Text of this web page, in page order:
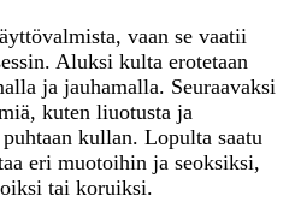
vaan se vaatii
Aluksi kulta erotetaan
ja jauhamalla. Seuraavaksi
kuten liuotusta ja
kullan. Lopulta saatu
eri muotoihin ja seoksiksi,
tai koruiksi.